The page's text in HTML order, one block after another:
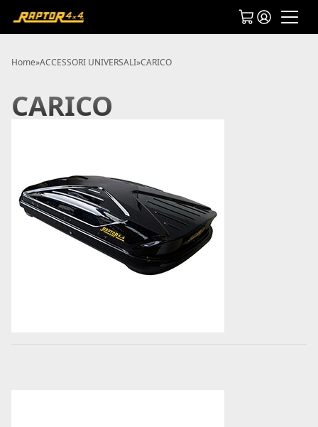
Home»ACCESSORI UNIVERSALI»CARICO
CARICO